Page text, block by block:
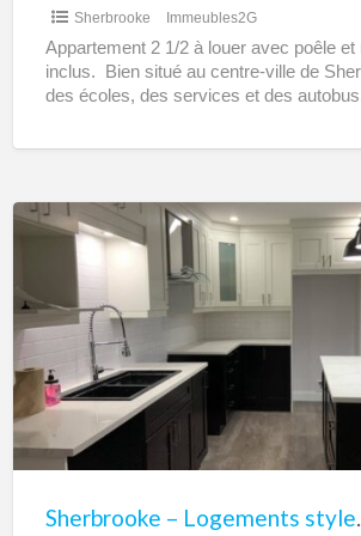
Sherbrooke Immeubles2G
Appartement 2 1/2 à louer avec poêle et
inclus. Bien situé au centre-ville de
des écoles, des services et des
locataire.
Sherbrooke
Logements
style
condo
à
louer